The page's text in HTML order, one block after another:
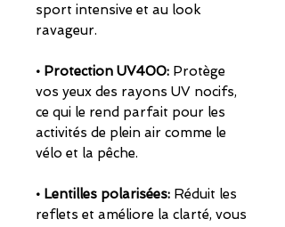
sport intensive et au look
ravageur.
• Protection UV400: Protège
vos yeux des rayons UV nocifs,
ce qui le rend parfait pour les
activités de plein air comme le
vélo et la pêche.
• Lentilles polarisées: Réduit les
reflets et améliore la clarté, vous